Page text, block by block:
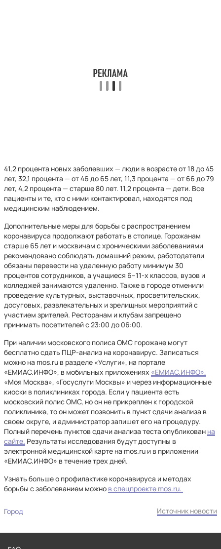
41,2 процента новых заболевших — люди в возрасте от 18 до 45
лет, 32,1 процента — от 46 до 65 лет, 11,3 процента — от 66 до 79
лет, 4,2 процента — старше 80 лет. 11,2 процента — дети. Все
пациенты и те, кто с ними контактировал, находятся под
медицинским наблюдением.
Дополнительные меры для борьбы с распространением
коронавируса продолжают работать в столице. Горожанам
старше 65 лет и москвичам с хроническими заболеваниями
рекомендовано соблюдать домашний режим, работодатели
обязаны перевести на удаленную работу минимум 30
процентов сотрудников, а учащиеся 6–11-х классов, вузов и
колледжей занимаются удаленно. Также в городе отменили
проведение культурных, выставочных, просветительских,
досуговых, развлекательных и зрелищных мероприятий с
участием зрителей. Ресторанам и клубам запрещено
принимать посетителей с 23:00 до 06:00.
При наличии московского полиса ОМС горожане могут
бесплатно сдать ПЦР-анализ на коронавирус. Записаться
можно на mos.ru в разделе «Услуги», на портале
«ЕМИАС.ИНФО», в мобильных приложениях «ЕМИАС.ИНФО»,
«Моя Москва», «Госуслуги Москвы» и через информационные
киоски в поликлиниках города. Если у пациента есть
московский полис ОМС, но он не прикреплен к городской
поликлинике, то он может позвонить в пункт сдачи анализа в
своем округе, и администратор запишет его на процедуру.
Полный перечень пунктов сдачи анализа теста опубликован на
сайте. Результаты исследования будут доступны в
электронной медицинской карте на mos.ru и в приложении
«ЕМИАС.ИНФО» в течение трех дней.
Узнать больше о профилактике коронавируса и методах
борьбы с заболеванием можно в спецпроекте mos.ru.
Город Источник новости